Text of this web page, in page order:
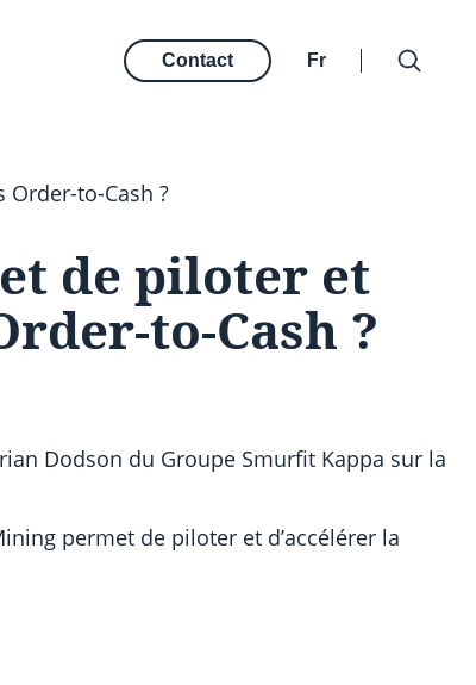
Contact Fr
to-Cash ?
de piloter et
to-Cash ?
Dodson du Groupe Smurfit Kappa sur la
permet de piloter et d’accélérer la